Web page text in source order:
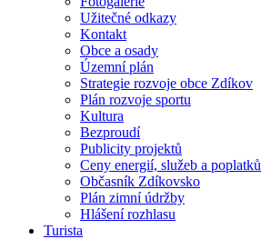
Užitečné odkazy
Kontakt
Obce a osady
Územní plán
Strategie rozvoje obce Zdíkov
Plán rozvoje sportu
Kultura
Bezproudí
Publicity projektů
Ceny energií, služeb a poplatků
Občasník Zdíkovsko
Plán zimní údržby
Hlášení rozhlasu
Turista